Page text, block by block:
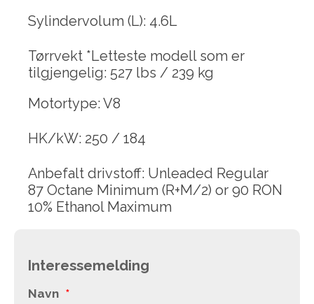
Sylindervolum (L): 4.6L
Tørrvekt *Letteste modell som er
tilgjengelig: 527 lbs / 239 kg
Motortype: V8
HK/kW: 250 / 184
Anbefalt drivstoff: Unleaded Regular
87 Octane Minimum (R+M/2) or 90 RON
10% Ethanol Maximum
Interessemelding
Navn *